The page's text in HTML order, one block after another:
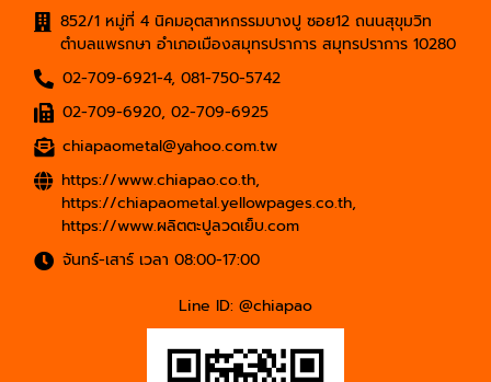
852/1 หมู่ที่ 4 นิคมอุตสาหกรรมบางปู ซอย12 ถนนสุขุมวิท
ตำบลแพรกษา อำเภอเมืองสมุทรปราการ สมุทรปราการ 10280
02-709-6921-4, 081-750-5742
02-709-6920, 02-709-6925
chiapaometal@yahoo.com.tw
https://www.chiapao.co.th,
https://chiapaometal.yellowpages.co.th,
https://www.ผลิตตะปูลวดเย็บ.com
จันทร์-เสาร์ เวลา 08:00-17:00
Line ID: @chiapao